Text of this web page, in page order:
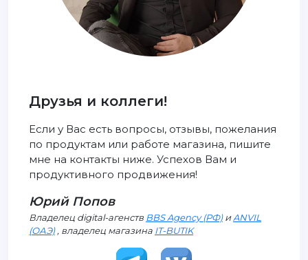
Друзья и коллеги!
Если у Вас есть вопросы, отзывы, пожелания
по продуктам или работе магазина, пишите
мне на контакты ниже. Успехов Вам и
продуктивного продвижения!
Юрий Попов
Владелец digital-агенств BBS Agency (РФ)иANVIL
(ОАЭ), владелец магазина IT-BUTIK